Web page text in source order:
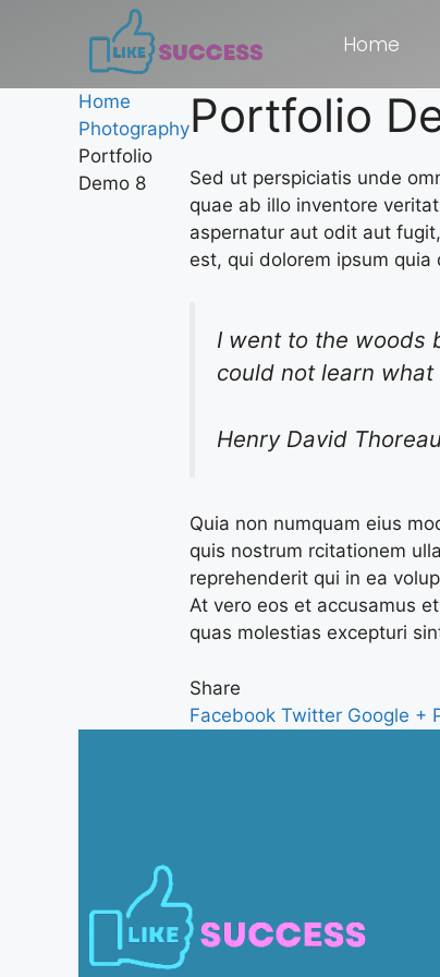
Home
Home
Photography
Portfolio
Demo 8
Portfolio
Sed ut perspiciatis unde
quae ab illo inventore
aspernatur aut odit aut
est, qui dolorem ipsum
I went to the woods
could not learn
Henry David
Quia non numquam eius
quis nostrum rcitationem
reprehenderit qui in ea
At vero eos et accusamus
quas molestias excepturi
Share
Facebook Twitter Google +